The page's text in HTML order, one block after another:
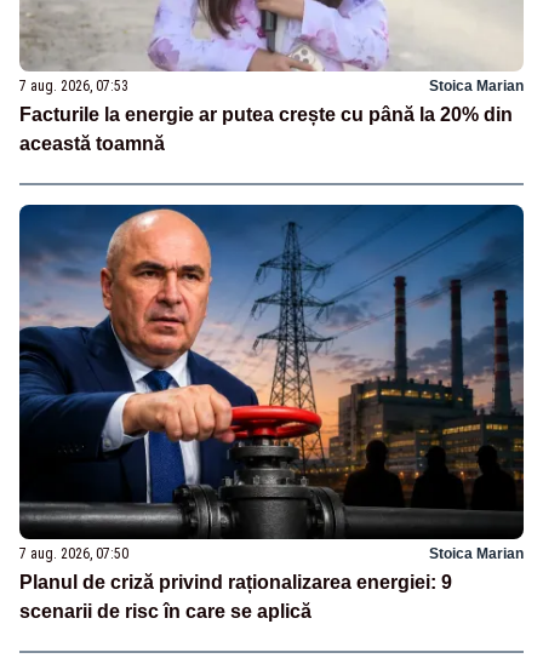
7 aug. 2026, 07:53 Stoica Marian
Facturile la energie ar putea crește cu până la 20% din
această toamnă
7 aug. 2026, 07:50 Stoica Marian
Planul de criză privind raționalizarea energiei: 9
scenarii de risc în care se aplică